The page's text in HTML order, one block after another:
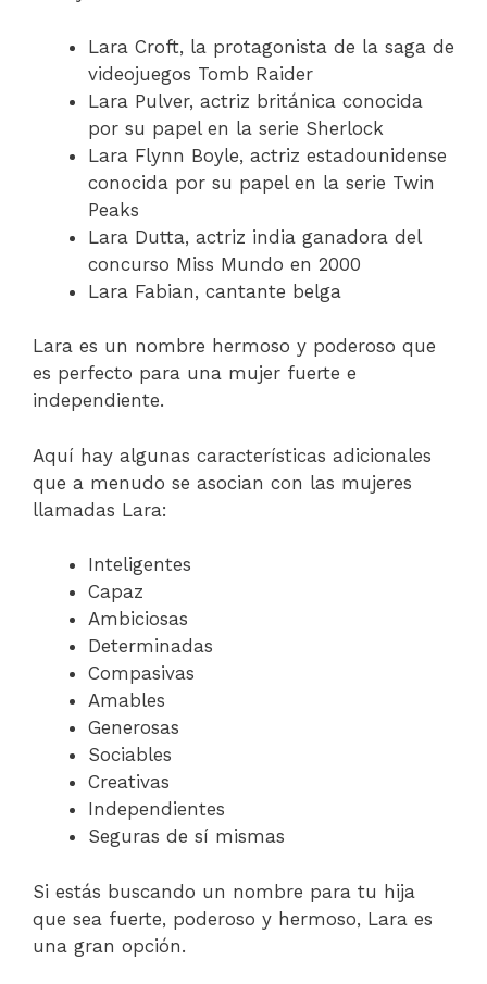
Lara Croft, la protagonista de la saga de
videojuegos Tomb Raider
Lara Pulver, actriz británica conocida
por su papel en la serie Sherlock
Lara Flynn Boyle, actriz estadounidense
conocida por su papel en la serie Twin
Peaks
Lara Dutta, actriz india ganadora del
concurso Miss Mundo en 2000
Lara Fabian, cantante belga
Lara es un nombre hermoso y poderoso que
es perfecto para una mujer fuerte e
independiente.
Aquí hay algunas características adicionales
que a menudo se asocian con las mujeres
llamadas Lara:
Inteligentes
Capaz
Ambiciosas
Determinadas
Compasivas
Amables
Generosas
Sociables
Creativas
Independientes
Seguras de sí mismas
Si estás buscando un nombre para tu hija
que sea fuerte, poderoso y hermoso, Lara es
una gran opción.